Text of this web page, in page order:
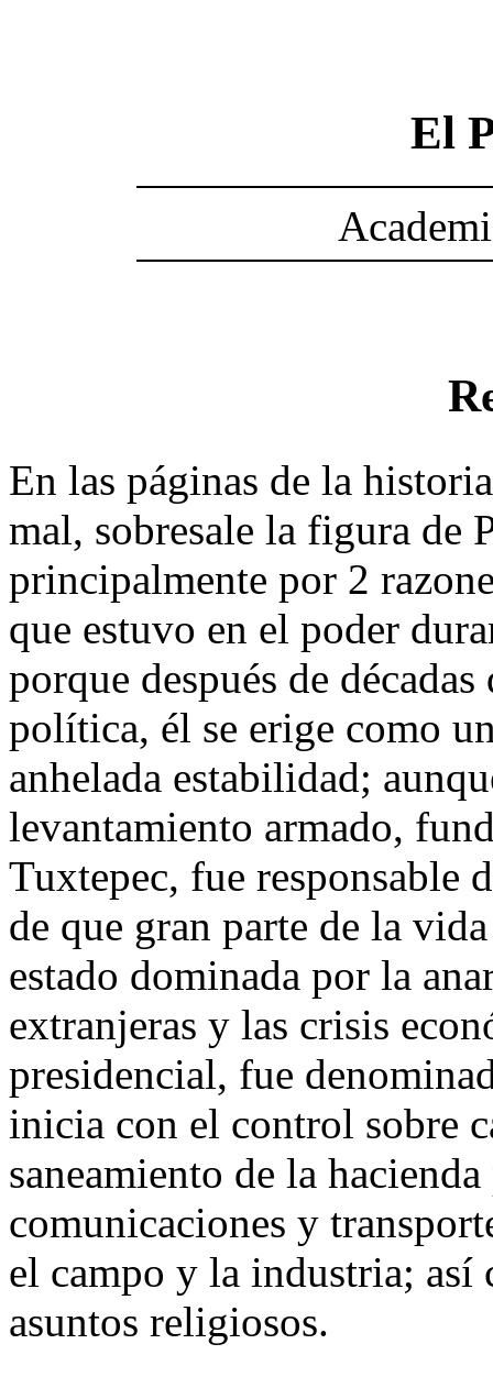
El
En las páginas de la
mal, sobresale la figura
principalmente por 2
que estuvo en el poder
porque después de
política, él se erige como
anhelada estabilidad;
levantamiento armado,
Tuxtepec, fue responsable
de que gran parte de la
estado dominada por la
extranjeras y las crisis
presidencial, fue
inicia con el control sobre
saneamiento de la
comunicaciones y
el campo y la industria; así
asuntos religiosos.